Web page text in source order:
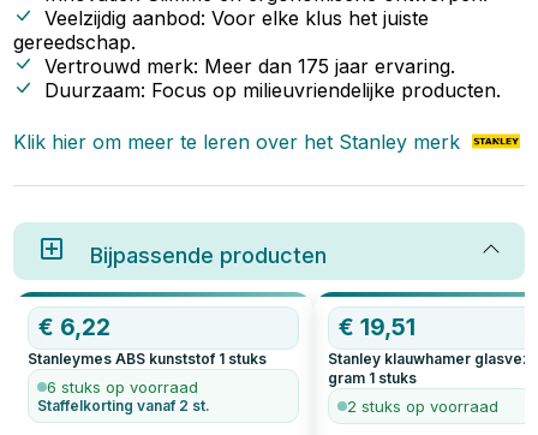
de juiste keuze te maken.
Veelzijdig aanbod: Voor elke klus het juiste
gereedschap.
Vertrouwd merk: Meer dan 175 jaar ervaring.
Duurzaam: Focus op milieuvriendelijke producten.
Klik hier om meer te leren over het Stanley merk
Bijpassende producten
€ 6,22
Stanleymes ABS kunststof 1 stuks
6 stuks op voorraad
Staffelkorting vanaf 2 st.
€19,51
Stanley klauwhamer
gram 1 stuks
2 stuks op voorraad